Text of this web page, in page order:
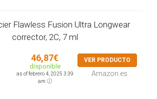
Flawless Fusion Ultra Longwear
corrector, 2C, 7 ml
46,87€
disponible
as of febrero 4, 2025 3:39
am
VER PRODUCTO
Amazon.es